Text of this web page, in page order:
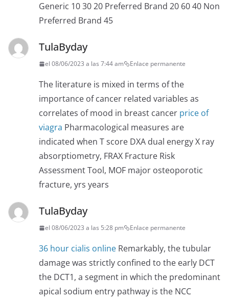
Generic 10 30 20 Preferred Brand 20 60 40 Non
Preferred Brand 45
TulaByday
el 08/06/2023 a las 7:44 am Enlace permanente
The literature is mixed in terms of the
importance of cancer related variables as
correlates of mood in breast cancer price of
viagra Pharmacological measures are
indicated when T score DXA dual energy X ray
absorptiometry, FRAX Fracture Risk
Assessment Tool, MOF major osteoporotic
fracture, yrs years
TulaByday
el 08/06/2023 a las 5:28 pm Enlace permanente
36 hour cialis online Remarkably, the tubular
damage was strictly confined to the early DCT
the DCT1, a segment in which the predominant
apical sodium entry pathway is the NCC